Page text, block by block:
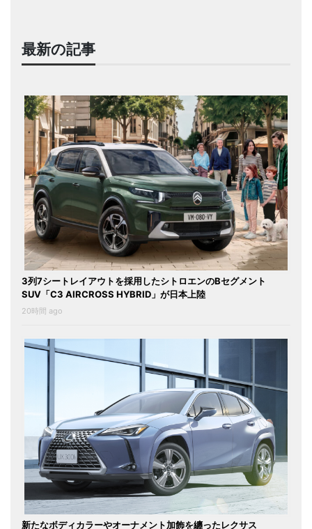
最新の記事
3列7シートレイアウトを採用したシトロエンのBセグメント
SUV「C3 AIRCROSS HYBRID」が日本上陸
20時間 ago
新たなボディカラーやオーナメント加飾を纏ったレクサス